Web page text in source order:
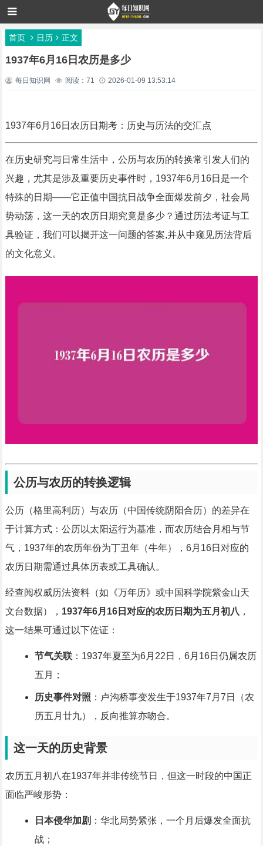
首页 日历 正文
1937年6月16日农历是多少
每日知识网 阅读：71 2026-01-09 13:53:14
1937年6月16日农历日期考：历史与历法的交汇点
在历史研究与日常生活中，公历与农历的转换常引发人们的
兴趣，尤其是涉及重要历史事件时，1937年6月16日是一个
特殊的日期——它正值中国抗日战争全面爆发前夕，社会局
势动荡，这一天的农历日期究竟是多少？通过历法考证与工
具验证，我们可以揭开这一问题的答案,并从中窥见历法背后
的文化意义。
公历与农历的转换逻辑
公历（格里高利历）与农历（中国传统阴阳合历）的差异在
于计算方式：公历以太阳运行为基准，而农历结合月相与节
气，1937年的农历年份为丁丑年（牛年），6月16日对应的
农历日期需通过具体历表或工具确认。
经查阅权威历法资料（如《万年历》或中国科学院紫金山天
文台数据）， 1937年6月16日对应的农历日期为五月初八 ，
这一结果可通过以下佐证：
节气关联：1937年夏至为6月22日，6月16日仍属农历
五月；
历史事件对照 ：卢沟桥事变发生于1937年7月7日（农
历五月廿九），反向推算亦吻合。
这一天的历史背景
农历五月初八在1937年并非传统节日，但这一时段的中国正
面临严峻形势：
日本侵华加剧 ：华北局势紧张，一个月后爆发全面抗
战；